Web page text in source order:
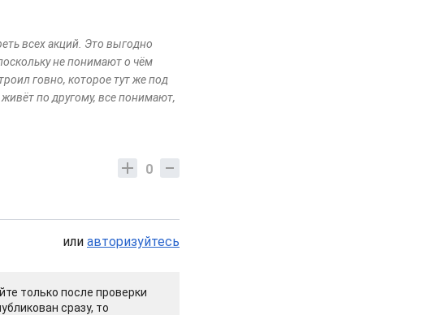
всех акций. Это выгодно
не понимают о чём
говно, которое тут же под
по другому, все понимают,
0
или авторизуйтесь
только после проверки
сразу, то